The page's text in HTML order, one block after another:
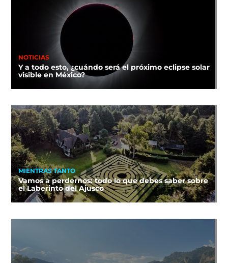
NOTICIAS
Y a todo esto, ¿cuándo será el próximo eclipse solar
visible en México?
MIENTRAS TANTO
Vamos a perdernos: todo lo que debes saber sobre
el Laberinto del Ajusco